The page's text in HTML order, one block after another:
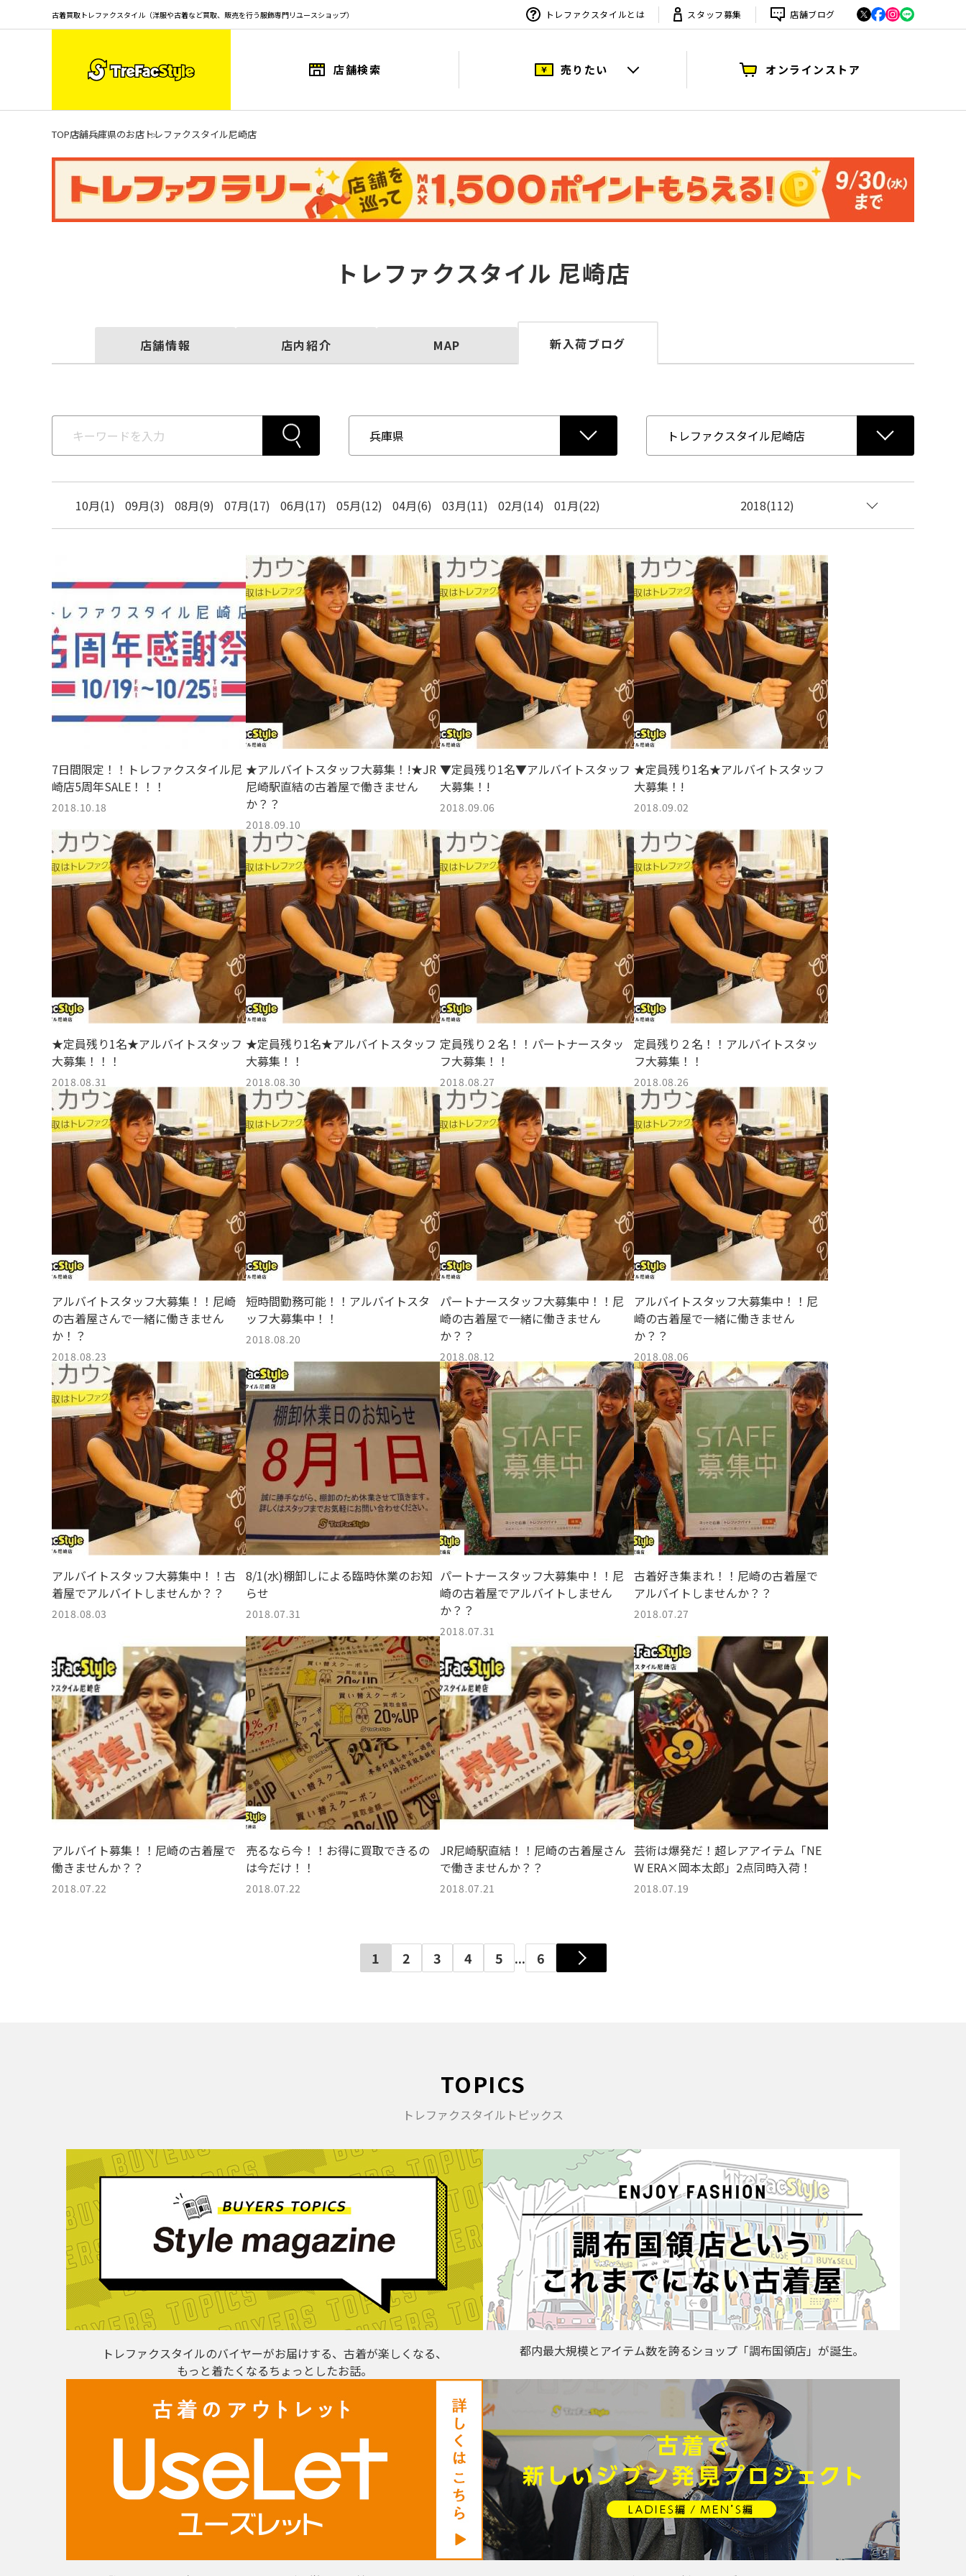
古着買取トレファクスタイル（洋服や古着など買取、販売を行う服飾専門リユースショップ） トレファクスタイルとは スタッフ募集 店舗ブログ
店舗検索 売りたい オンラインストア
TOP店舗兵庫県のお店 トレファクスタイル尼崎店
トレファクスタイル 尼崎店
店舗情報 店内紹介 MAP 新入荷ブログ
10月(1) 09月(3) 08月(9) 07月(17) 06月(17) 05月(12) 04月(6) 03月(11) 02月(14) 01月(22) 2018(112)
7日間限定！！トレファクスタイル尼
崎店5周年SALE！！！
2018.10.18
★アルバイトスタッフ大募集！!★JR
尼崎駅直結の古着屋で働きません
か？？
2018.09.10
▼定員残り1名▼アルバイトスタッフ
大募集！!
2018.09.06
★定員残り1名★アルバイトスタッフ
大募集！!
2018.09.02
★定員残り1名★アルバイトスタッフ
大募集！！！
2018.08.31
★定員残り1名★アルバイトスタッフ
大募集！！
2018.08.30
定員残り２名！！パートナースタッ
フ大募集！！
2018.08.27
定員残り２名！！アルバイトスタッ
フ大募集！！
2018.08.26
アルバイトスタッフ大募集！！尼崎
の古着屋さんで一緒に働きません
か！？
2018.08.23
短時間勤務可能！！アルバイトスタ
ッフ大募集中！！
2018.08.20
パートナースタッフ大募集中！！尼
崎の古着屋で一緒に働きません
か？？
2018.08.12
アルバイトスタッフ大募集中！！尼
崎の古着屋で一緒に働きません
か？？
2018.08.06
アルバイトスタッフ大募集中！！古
着屋でアルバイトしませんか？？
2018.08.03
8/1(水)棚卸しによる臨時休業のお知
らせ
2018.07.31
パートナースタッフ大募集中！！尼
崎の古着屋でアルバイトしません
か？？
2018.07.31
古着好き集まれ！！尼崎の古着屋で
アルバイトしませんか？？
2018.07.27
アルバイト募集！！尼崎の古着屋で
働きませんか？？
2018.07.22
売るなら今！！お得に買取できるの
は今だけ！！
2018.07.22
JR尼崎駅直結！！尼崎の古着屋さん
で働きませんか？？
2018.07.21
芸術は爆発だ！超レアアイテム「NE
W ERA×岡本太郎」2点同時入荷！
2018.07.19
1 2 3 4 5 ... 6
TOPICS
トレファクスタイルトピックス
トレファクスタイルのバイヤーがお届けする、古着が楽しくなる、
もっと着たくなるちょっとしたお話。
都内最大規模とアイテム数を誇るショップ「調布国領店」が誕生。